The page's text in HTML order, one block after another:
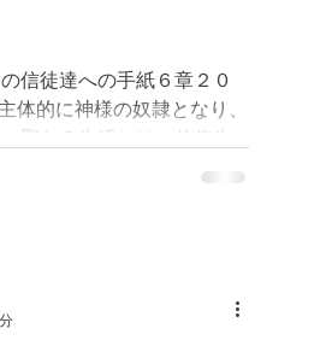
信徒達への手紙６章２０
体的に神様の奴隷となり、
聖なる生活とは、信仰生
セスを意味します。この